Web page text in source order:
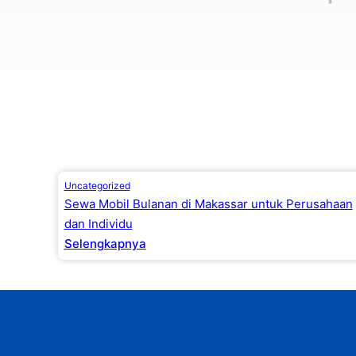
Uncategorized
Sewa Mobil Bulanan di Makassar untuk Perusahaan
dan Individu
Selengkapnya